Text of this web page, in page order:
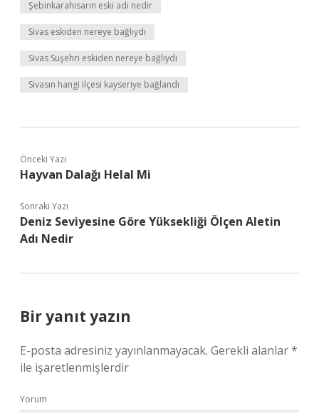
Şebinkarahisarın eski adı nedir
Sivas eskiden nereye bağlıydı
Sivas Suşehri eskiden nereye bağlıydı
Sivasın hangi ilçesi kayseriye bağlandı
Önceki Yazı
Hayvan Dalağı Helal Mi
Sonraki Yazı
Deniz Seviyesine Göre Yüksekliği Ölçen Aletin
Adı Nedir
Bir yanıt yazın
E-posta adresiniz yayınlanmayacak. Gerekli alanlar*
ile işaretlenmişlerdir
Yorum